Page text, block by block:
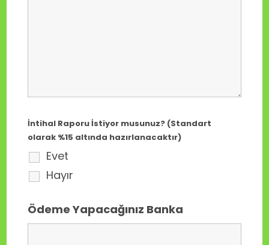
İntihal Raporu İstiyor musunuz? (Standart
olarak %15 altında hazırlanacaktır)
Evet
Hayır
Ödeme Yapacağınız Banka